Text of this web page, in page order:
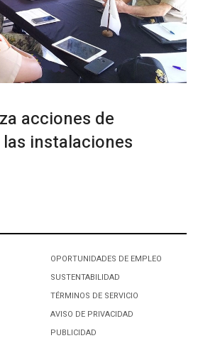
acciones de
instalaciones
OPORTUNIDADES DE EMPLEO
SUSTENTABILIDAD
TÉRMINOS DE SERVICIO
AVISO DE PRIVACIDAD
PUBLICIDAD